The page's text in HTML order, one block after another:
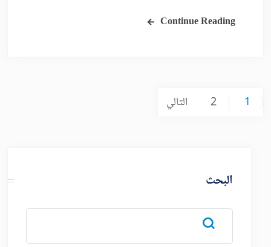
Continue Reading
Posts
1
2 التالي
البحث